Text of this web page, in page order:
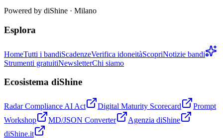
Powered by diShine · Milano
Esplora
HomeTutti i bandiScadenzeVerifica idoneitàScopriNotizie bandi
Strumenti gratuitiNewsletterChi siamo
Ecosistema diShine
Radar Compliance AI Act Digital Maturity Scorecard
Prompt
Workshop
MD/JSON Converter
Agenzia diShine
diShine.it